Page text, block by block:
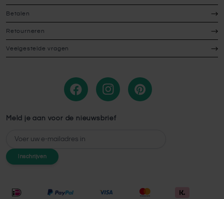
Betalen
Retourneren
Veelgestelde vragen
Meld je aan voor de nieuwsbrief
E-mailadres
Inschrijven